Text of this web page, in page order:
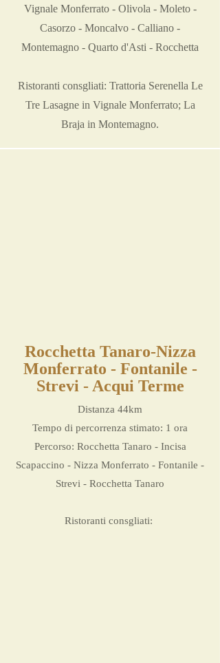
Vignale Monferrato - Olivola - Moleto -
Casorzo - Moncalvo - Calliano -
Montemagno - Quarto d'Asti - Rocchetta
Ristoranti consgliati: Trattoria Serenella Le
Tre Lasagne in Vignale Monferrato; La
Braja in Montemagno.
Rocchetta Tanaro-Nizza
Monferrato - Fontanile -
Strevi - Acqui Terme
Distanza 44km
Tempo di percorrenza stimato: 1 ora
Percorso: Rocchetta Tanaro - Incisa
Scapaccino - Nizza Monferrato - Fontanile -
Strevi - Rocchetta Tanaro
Ristoranti consgliati: